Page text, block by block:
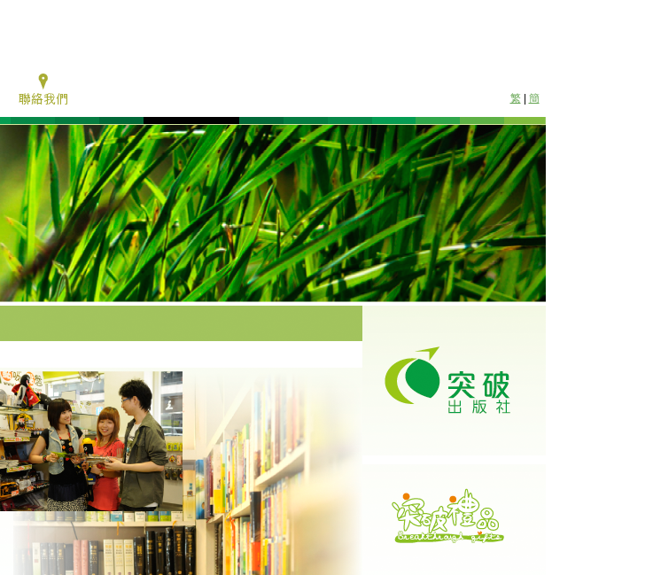
繁 簡